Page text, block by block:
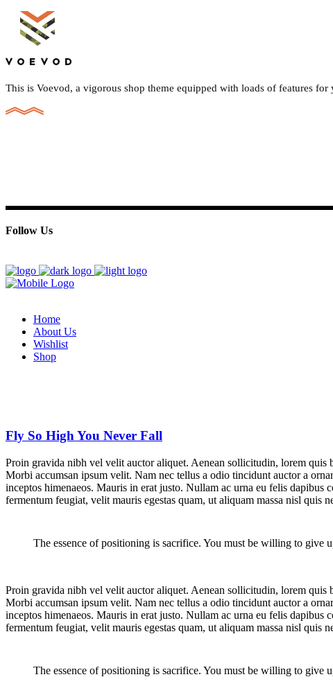
This is Voevod, a vigorous shop theme equipped with loads of features for
Follow Us
Home
About Us
Wishlist
Shop
Fly So High You Never Fall
Proin gravida nibh vel velit auctor aliquet. Aenean sollicitudin, lorem quis
Morbi accumsan ipsum velit. Nam nec tellus a odio tincidunt auctor a
inceptos himenaeos. Mauris in erat justo. Nullam ac urna eu felis dapibus
fermentum feugiat, velit mauris egestas quam, ut aliquam massa nisl quis
The essence of positioning is sacrifice. You must be willing to give
Proin gravida nibh vel velit auctor aliquet. Aenean sollicitudin, lorem quis
Morbi accumsan ipsum velit. Nam nec tellus a odio tincidunt auctor a
inceptos himenaeos. Mauris in erat justo. Nullam ac urna eu felis dapibus
fermentum feugiat, velit mauris egestas quam, ut aliquam massa nisl quis
The essence of positioning is sacrifice. You must be willing to give